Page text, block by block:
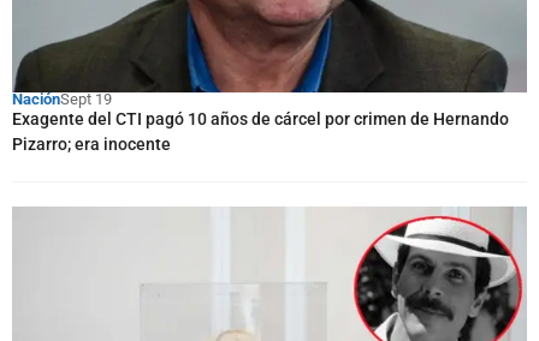
NaciónSept 19
Exagente del CTI pagó 10 años de cárcel por crimen de Hernando
Pizarro; era inocente